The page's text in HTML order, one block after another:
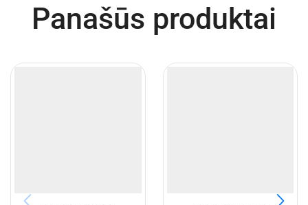
Panašūs produktai